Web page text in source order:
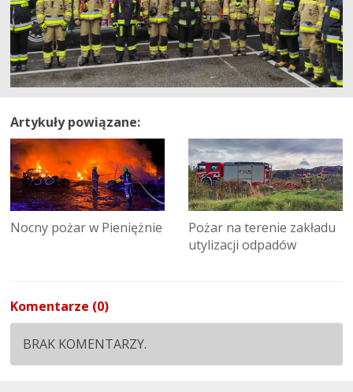
Artykuły powiązane:
Nocny pożar w Pieniężnie
Pożar na terenie zakładu
utylizacji odpadów
Komentarze (0)
BRAK KOMENTARZY.